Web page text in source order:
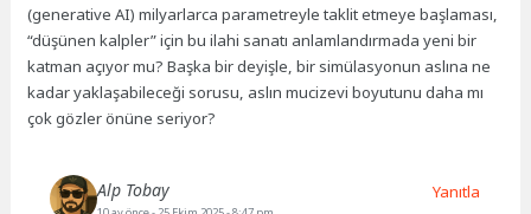
(generative AI) milyarlarca parametreyle taklit etmeye başlaması,
“düşünen kalpler” için bu ilahi sanatı anlamlandırmada yeni bir
katman açıyor mu? Başka bir deyişle, bir simülasyonun aslına ne
kadar yaklaşabileceği sorusu, aslın mucizevi boyutunu daha mı
çok gözler önüne seriyor?
Alp Tobay Yanıtla